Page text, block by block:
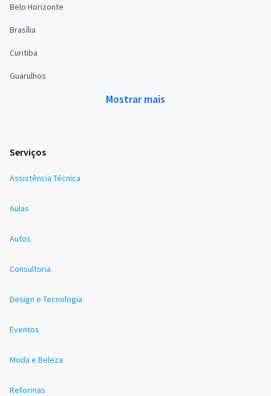
Belo Horizonte
Brasília
Curitiba
Guarulhos
Mostrar mais
Serviços
Assistência Técnica
Aulas
Autos
Consultoria
Design e Tecnologia
Eventos
Moda e Beleza
Reformas